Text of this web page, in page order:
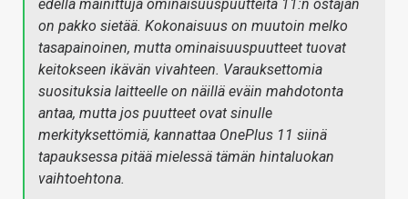
edellä mainittuja ominaisuuspuutteita 11:n ostajan
on pakko sietää. Kokonaisuus on muutoin melko
tasapainoinen, mutta ominaisuuspuutteet tuovat
keitokseen ikävän vivahteen. Varauksettomia
suosituksia laitteelle on näillä eväin mahdotonta
antaa, mutta jos puutteet ovat sinulle
merkityksettömiä, kannattaa OnePlus 11 siinä
tapauksessa pitää mielessä tämän hintaluokan
vaihtoehtona.